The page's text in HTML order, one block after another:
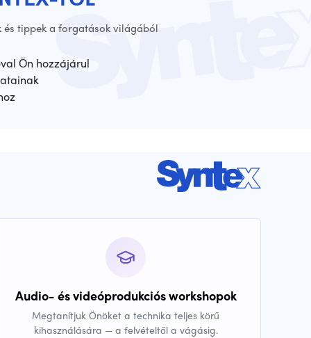
és tippek a forgatások világából
Ön hozzájárul
Audio- és videóprodukciós workshopok
Megtanítjuk Önöket a technika teljes körű
kihasználására — a felvételtől a vágásig.